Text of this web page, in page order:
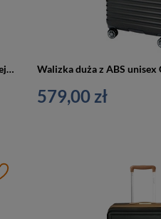
Identyfikator do walizki ze skóry ekologicznej unisex Cavalet Dalby zawieszka czerwony
579,00 zł